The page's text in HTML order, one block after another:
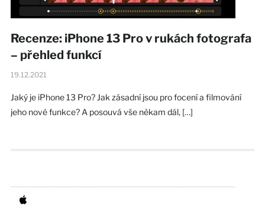
Recenze: iPhone 13 Pro v rukách fotografa
– přehled funkcí
19.12.2021
Jaký je iPhone 13 Pro? Jak zásadní jsou pro focení a filmování
jeho nové funkce? A posouvá vše někam dál, […]